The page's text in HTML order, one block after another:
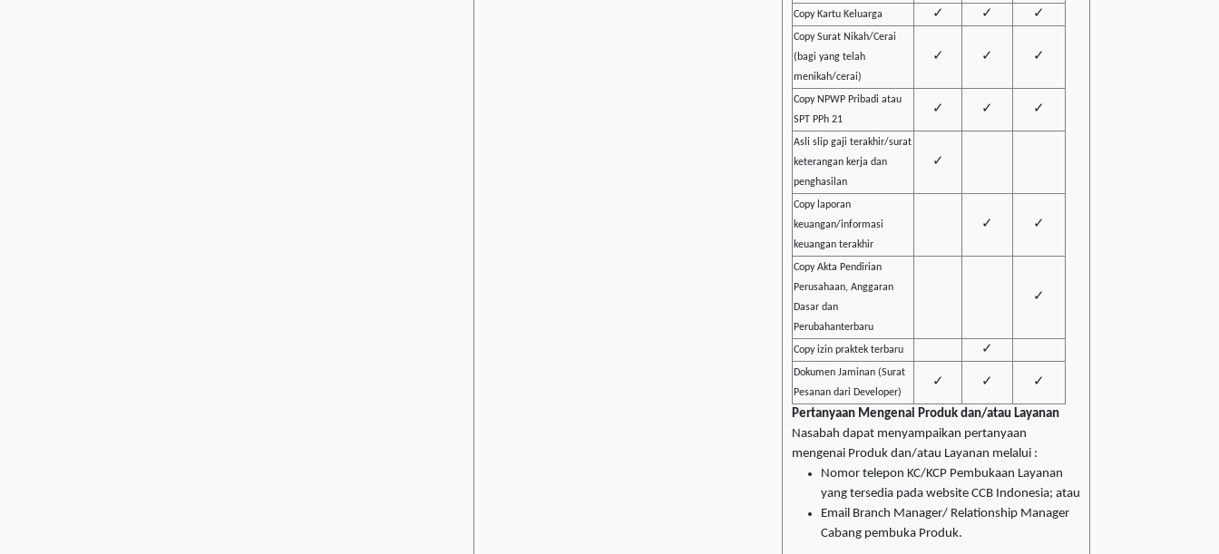
Copy Kartu Keluarga ✓ ✓ ✓
Copy Surat Nikah/Cerai
(bagi yang telah
menikah/cerai)
✓ ✓ ✓
Copy NPWP Pribadi atau
SPT PPh 21
✓ ✓ ✓
Asli slip gaji terakhir/surat
keterangan kerja dan
penghasilan
✓
Copy laporan
keuangan/informasi
keuangan terakhir
✓ ✓
Copy Akta Pendirian
Perusahaan, Anggaran
Dasar dan
Perubahanterbaru
✓
Copy izin praktek terbaru ✓
Dokumen Jaminan (Surat
Pesanan dari Developer)
✓ ✓ ✓
Pertanyaan Mengenai Produk dan/atau Layanan
Nasabah dapat menyampaikan pertanyaan
mengenai Produk dan/atau Layanan melalui :
Nomor telepon KC/KCP Pembukaan Layanan
yang tersedia pada website CCB Indonesia; atau
Email Branch Manager/ Relationship Manager
Cabang pembuka Produk.